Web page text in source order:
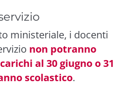
ministeriale, i docenti
non potranno
al 30 giugno o 31
scolastico.